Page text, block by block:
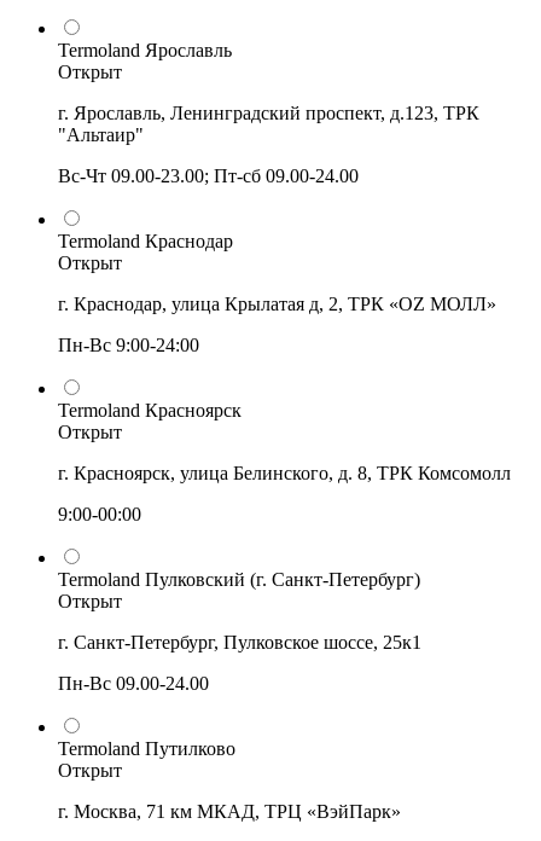
Termoland Ярославль
Открыт
г. Ярославль, Ленинградский проспект, д.123, ТРК
"Альтаир"
Вс-Чт 09.00-23.00; Пт-сб 09.00-24.00
Termoland Краснодар
Открыт
г. Краснодар, улица Крылатая д, 2, ТРК «OZ МОЛЛ»
Пн-Вс 9:00-24:00
Termoland Красноярск
Открыт
г. Красноярск, улица Белинского, д. 8, ТРК Комсомолл
9:00-00:00
Termoland Пулковский (г. Санкт-Петербург)
Открыт
г. Санкт-Петербург, Пулковское шоссе, 25к1
Пн-Вс 09.00-24.00
Termoland Путилково
Открыт
г. Москва, 71 км МКАД, ТРЦ «ВэйПарк»